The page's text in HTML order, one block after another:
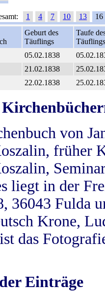
1 4 7 10 13
16
Geburt des
Täuflings
Taufe
Täuflings
05.02.1838
21.02.1838
22.02.1838
von
früher
liegt in der
36043 Fulda
Krone,
das
Einträge